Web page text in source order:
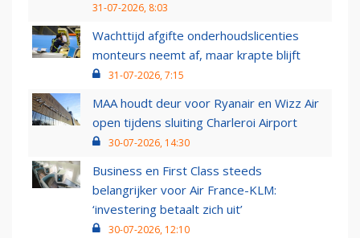
31-07-2026, 8:03
Wachttijd afgifte onderhoudslicenties
monteurs neemt af, maar krapte blijft
31-07-2026, 7:15
MAA houdt deur voor Ryanair en Wizz Air
open tijdens sluiting Charleroi Airport
30-07-2026, 14:30
Business en First Class steeds
belangrijker voor Air France-KLM:
‘investering betaalt zich uit’
30-07-2026, 12:10